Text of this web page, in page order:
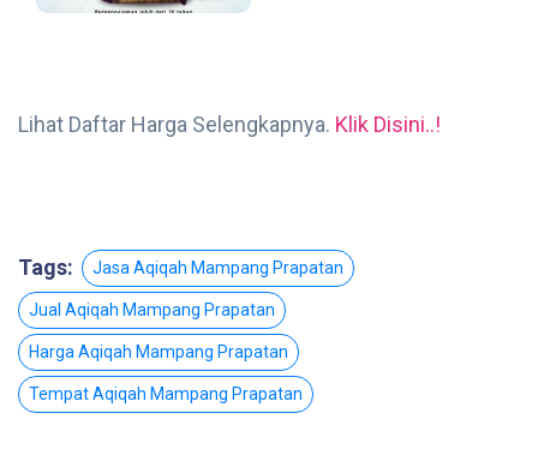
Lihat Daftar Harga Selengkapnya. Klik Disini..!
Tags: Jasa Aqiqah Mampang Prapatan
Jual Aqiqah Mampang Prapatan
Harga Aqiqah Mampang Prapatan
Tempat Aqiqah Mampang Prapatan